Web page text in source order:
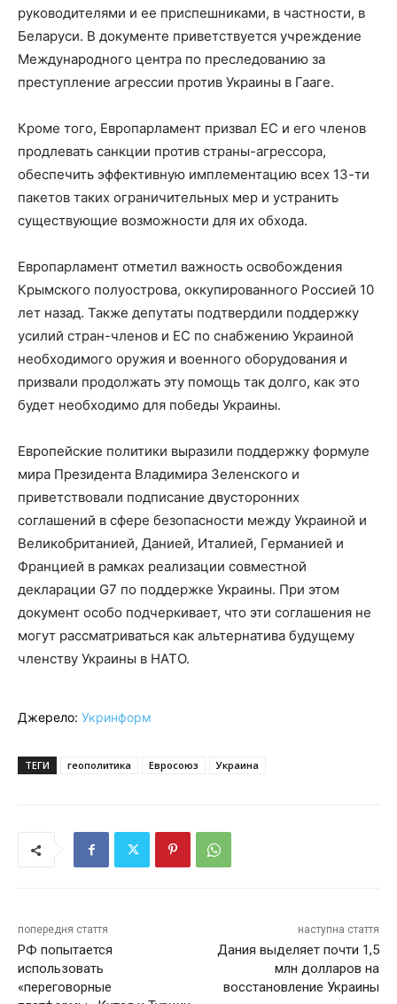
руководителями и ее приспешниками, в частности, в
Беларуси. В документе приветствуется учреждение
Международного центра по преследованию за
преступление агрессии против Украины в Гааге.
Кроме того, Европарламент призвал ЕС и его членов
продлевать санкции против страны-агрессора,
обеспечить эффективную имплементацию всех 13-ти
пакетов таких ограничительных мер и устранить
существующие возможности для их обхода.
Европарламент отметил важность освобождения
Крымского полуострова, оккупированного Россией 10
лет назад. Также депутаты подтвердили поддержку
усилий стран-членов и ЕС по снабжению Украиной
необходимого оружия и военного оборудования и
призвали продолжать эту помощь так долго, как это
будет необходимо для победы Украины.
Европейские политики выразили поддержку формуле
мира Президента Владимира Зеленского и
приветствовали подписание двусторонних
соглашений в сфере безопасности между Украиной и
Великобританией, Данией, Италией, Германией и
Францией в рамках реализации совместной
декларации G7 по поддержке Украины. При этом
документ особо подчеркивает, что эти соглашения не
могут рассматриваться как альтернатива будущему
членству Украины в НАТО.
Джерело: Укринформ
ТЕГИ геополитика Евросоюз Украина
попередня стаття
РФ попытается
использовать
«переговорные
наступна стаття
Дания выделяет почти 1,5
млн долларов на
восстановление Украины